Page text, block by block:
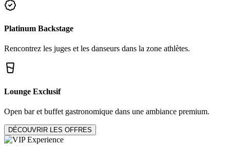
Platinum Backstage
Rencontrez les juges et les danseurs dans la zone athlètes.
Lounge Exclusif
Open bar et buffet gastronomique dans une ambiance premium.
DÉCOUVRIR LES OFFRES